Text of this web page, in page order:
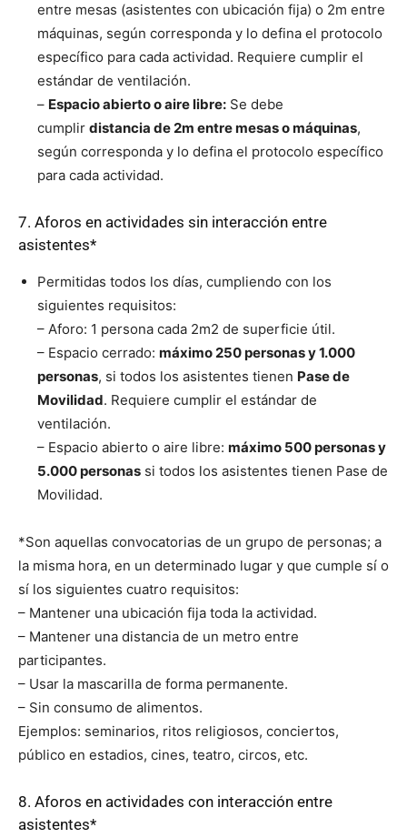
entre mesas (asistentes con ubicación fija) o 2m entre
máquinas, según corresponda y lo defina el protocolo
específico para cada actividad. Requiere cumplir el
estándar de ventilación.
– Espacio abierto o aire libre: Se debe
cumplir distancia de 2m entre mesas o máquinas,
según corresponda y lo defina el protocolo específico
para cada actividad.
7. Aforos en actividades sin interacción entre
asistentes*
Permitidas todos los días, cumpliendo con los
siguientes requisitos:
– Aforo: 1 persona cada 2m2 de superficie útil.
– Espacio cerrado: máximo 250 personas y 1.000
personas, si todos los asistentes tienen Pase de
Movilidad. Requiere cumplir el estándar de
ventilación.
– Espacio abierto o aire libre: máximo 500 personas y
5.000 personas si todos los asistentes tienen Pase de
Movilidad.
*Son aquellas convocatorias de un grupo de personas; a
la misma hora, en un determinado lugar y que cumple sí o
sí los siguientes cuatro requisitos:
– Mantener una ubicación fija toda la actividad.
– Mantener una distancia de un metro entre
participantes.
– Usar la mascarilla de forma permanente.
– Sin consumo de alimentos.
Ejemplos: seminarios, ritos religiosos, conciertos,
público en estadios, cines, teatro, circos, etc.
8. Aforos en actividades con interacción entre
asistentes*